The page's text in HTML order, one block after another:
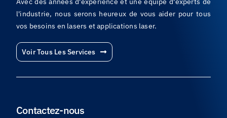
l'industrie, nous serons heureux de vous aider pour tous
vos besoins en lasers et applications laser.
Voir Tous Les Services
Contactez-nous